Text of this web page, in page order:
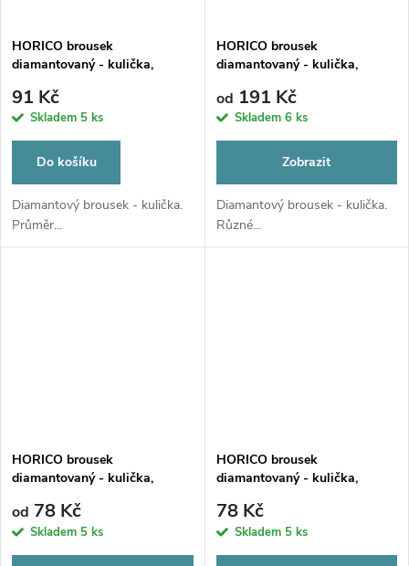
HORICO brousek
diamantovaný - kulička,
91 Kč
Skladem 5 ks
Do košíku
Diamantový brousek - kulička.
Průměr...
HORICO brousek
diamantovaný - kulička,
od 191 Kč
Skladem 6 ks
Zobrazit
Diamantový brousek - kulička.
Různé...
HORICO brousek
diamantovaný - kulička,
od 78 Kč
Skladem 5 ks
HORICO brousek
diamantovaný - kulička,
78 Kč
Skladem 5 ks